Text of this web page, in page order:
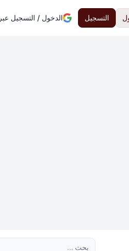
التسجيل الدخول / التسجيل عبر Google